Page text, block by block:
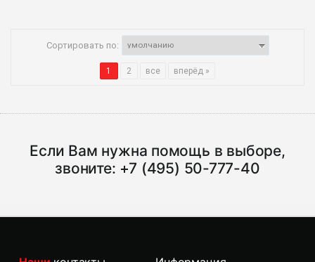
Сортировать по:
1 2 все вперёд »
Если Вам нужна помощь в выборе,
звоните: +7 (495) 50-777-40